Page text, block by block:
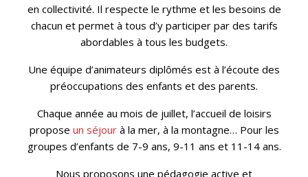
en collectivité. Il respecte le rythme et les besoins de
chacun et permet à tous d’y participer par des tarifs
abordables à tous les budgets.
Une équipe d’animateurs diplômés est à l’écoute des
préoccupations des enfants et des parents.
Chaque année au mois de juillet, l’accueil de loisirs
propose un séjourà la mer, à la montagne… Pour les
groupes d’enfants de 7-9 ans, 9-11 ans et 11-14 ans.
Nous proposons une pédagogie active et